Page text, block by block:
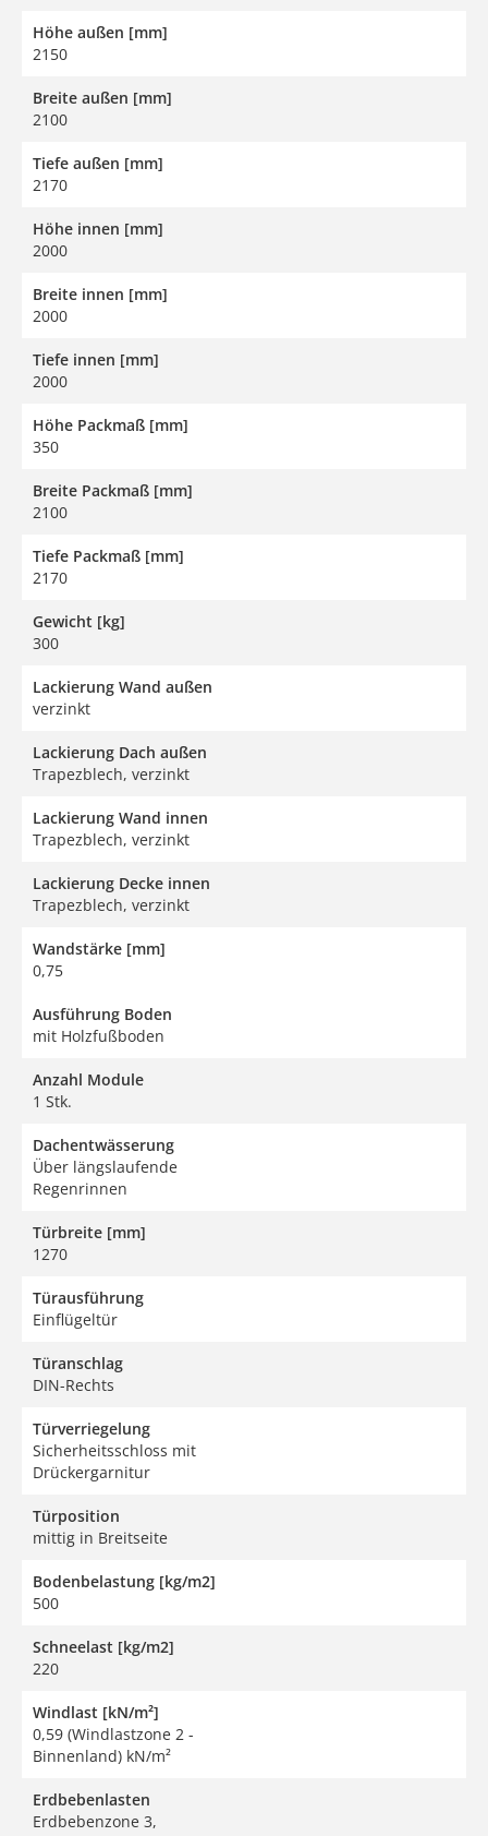
Höhe außen [mm]
2150
Breite außen [mm]
2100
Tiefe außen [mm]
2170
Höhe innen [mm]
2000
Breite innen [mm]
2000
Tiefe innen [mm]
2000
Höhe Packmaß [mm]
350
Breite Packmaß [mm]
2100
Tiefe Packmaß [mm]
2170
Gewicht [kg]
300
Lackierung Wand außen
verzinkt
Lackierung Dach außen
Trapezblech, verzinkt
Lackierung Wand innen
Trapezblech, verzinkt
Lackierung Decke innen
Trapezblech, verzinkt
Wandstärke [mm]
0,75
Ausführung Boden
mit Holzfußboden
Anzahl Module
1 Stk.
Dachentwässerung
Über längslaufende
Regenrinnen
Türbreite [mm]
1270
Türausführung
Einflügeltür
Türanschlag
DIN-Rechts
Türverriegelung
Sicherheitsschloss mit
Drückergarnitur
Türposition
mittig in Breitseite
Bodenbelastung [kg/m2]
500
Schneelast [kg/m2]
220
Windlast [kN/m²]
0,59 (Windlastzone 2 -
Binnenland) kN/m²
Erdbebenlasten
Erdbebenzone 3,